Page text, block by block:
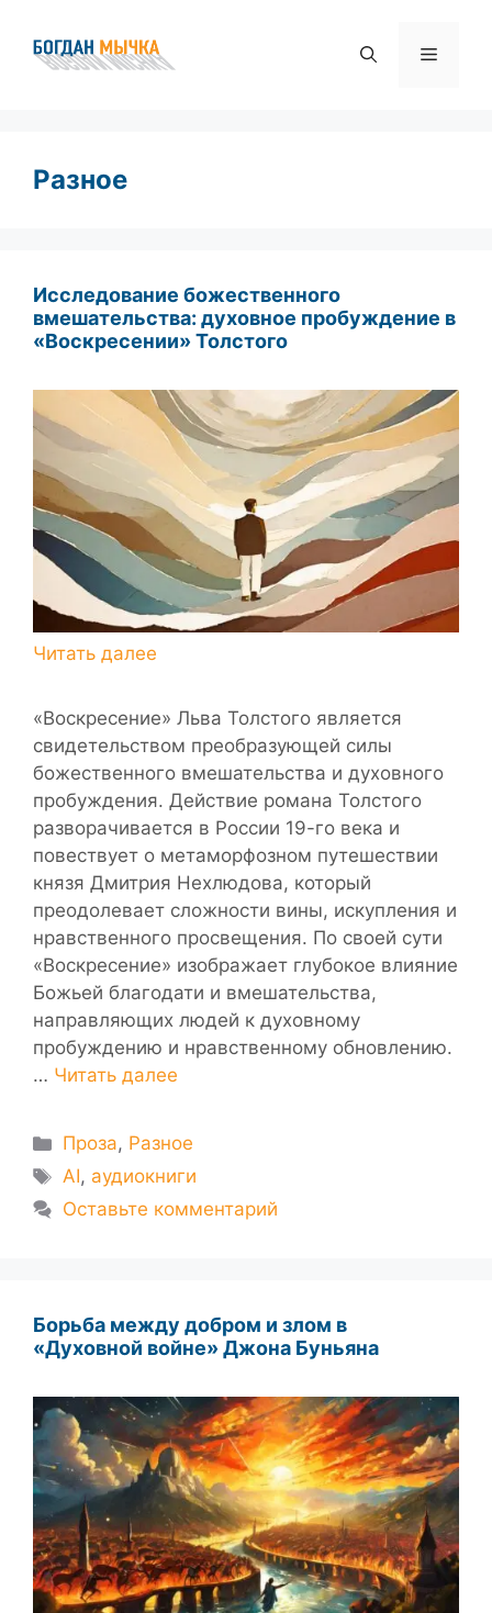
содержимому
Меню
Разное
Исследование божественного
вмешательства: духовное пробуждение в
«Воскресении» Толстого
«Воскресение» Льва Толстого является
свидетельством преобразующей силы
божественного вмешательства и духовного
пробуждения. Действие романа Толстого
разворачивается в России 19-го века и
повествует о метаморфозном путешествии
князя Дмитрия Нехлюдова, который
преодолевает сложности вины, искупления и
нравственного просвещения. По своей сути
«Воскресение» изображает глубокое влияние
Божьей благодати и вмешательства,
направляющих людей к духовному
пробуждению и нравственному обновлению.
… Читать далее
Рубрики
Проза, Разное
Метки
AI, аудиокниги
Оставьте комментарий
Борьба между добром и злом в
«Духовной войне» Джона Буньяна